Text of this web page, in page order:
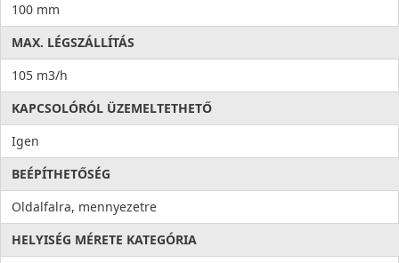
100 mm
MAX. LÉGSZÁLLÍTÁS
105 m3/h
KAPCSOLÓRÓL ÜZEMELTETHETŐ
Igen
BEÉPÍTHETŐSÉG
Oldalfalra, mennyezetre
HELYISÉG MÉRETE KATEGÓRIA